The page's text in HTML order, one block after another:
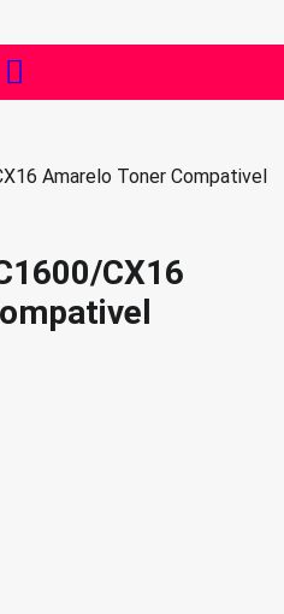
Amarelo Toner Compativel
CX16